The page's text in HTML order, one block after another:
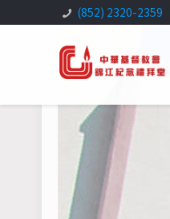
(852) 2320-2359